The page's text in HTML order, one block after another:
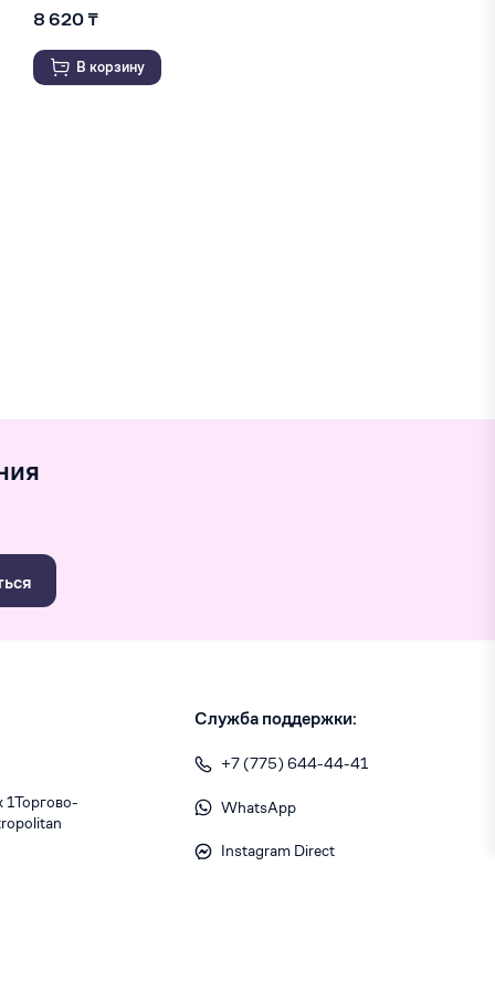
8 620 ₸
В корзину
​Торгово-
Служба поддержки:
+7 (775) 644-44-41
WhatsApp
Instagram Direct